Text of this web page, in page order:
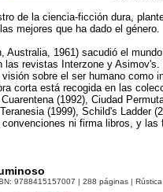
de la ciencia-ficción dura,
mejores que ha dado el género.
Australia, 1961) sacudió el
las revistas Interzone y
sobre el ser humano como
corta está recogida en las
(1992), Ciudad
(1999), Schild's Ladder
ni firma libros, y
9788415157007 | 288 páginas |